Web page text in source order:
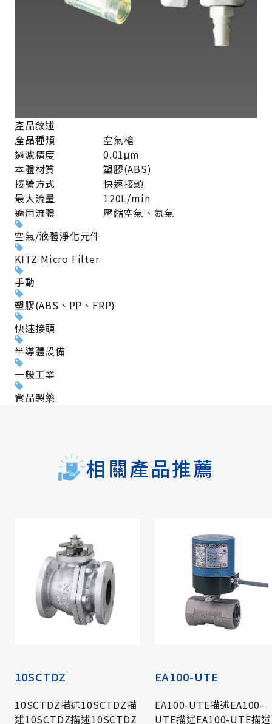
產品敘述
產品種類
空氣槍
過濾精度
0.01μm
本體材質
塑膠(ABS)
接續方式
快速接頭
最大流量
120L/min
適用流體
壓縮空氣、氮氣
空氣/液體淨化元件
KITZ Micro Filter
手動
塑膠(ABS、PP、FRP)
快速接頭
半導體設備
一般工業
食品製藥
相關產品推薦
10SCTDZ
10SCTDZ描述10SCTDZ描
述10SCTDZ描述10SCTDZ
EA100-UTE
EA100-UTE描述EA100-
UTE描述EA100-UTE描述